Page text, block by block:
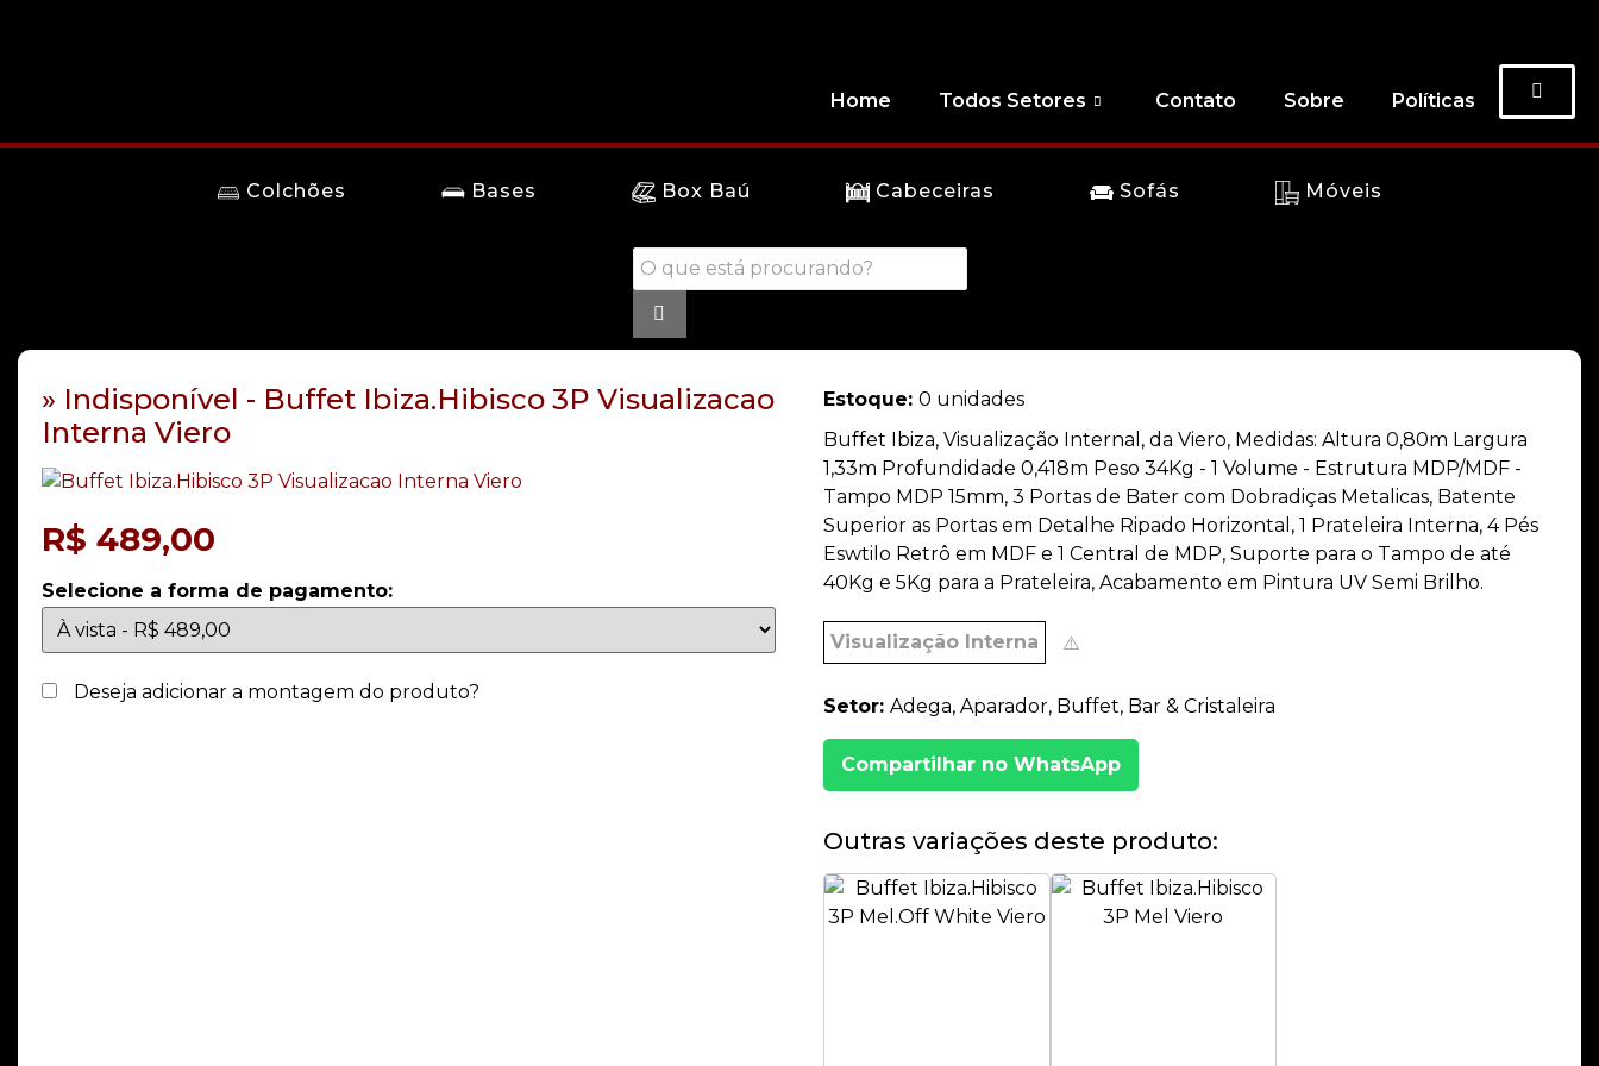
Home Todos Setores Contato Sobre Políticas
Colchões Bases Box Baú Cabeceiras Sofás Móveis
» Indisponível - Buffet Ibiza.Hibisco 3P Visualizacao
Interna Viero
R$ 489,00
Selecione a forma de pagamento:
Deseja adicionar a montagem do produto?
Estoque: 0 unidades
Buffet Ibiza, Visualização Internal, da Viero, Medidas: Altura 0,80m Largura
1,33m Profundidade 0,418m Peso 34Kg - 1 Volume - Estrutura MDP/MDF -
Tampo MDP 15mm, 3 Portas de Bater com Dobradiças Metalicas, Batente
Superior as Portas em Detalhe Ripado Horizontal, 1 Prateleira Interna, 4 Pés
Eswtilo Retrô em MDF e 1 Central de MDP, Suporte para o Tampo de até
40Kg e 5Kg para a Prateleira, Acabamento em Pintura UV Semi Brilho.
Visualização Interna ⚠️
Setor: Adega, Aparador, Buffet, Bar & Cristaleira
Compartilhar no WhatsApp
Outras variações deste produto: